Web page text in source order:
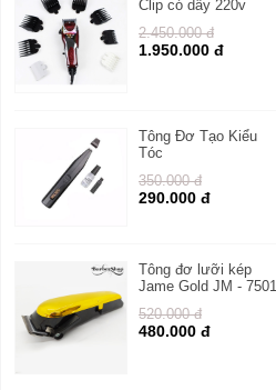
Clip có dây 220v
2.450.000 đ
1.950.000 đ
Tông Đơ Tạo Kiểu
Tóc
350.000 đ
290.000 đ
Tông đơ lưỡi kép
Jame Gold JM - 7501
520.000 đ
480.000 đ